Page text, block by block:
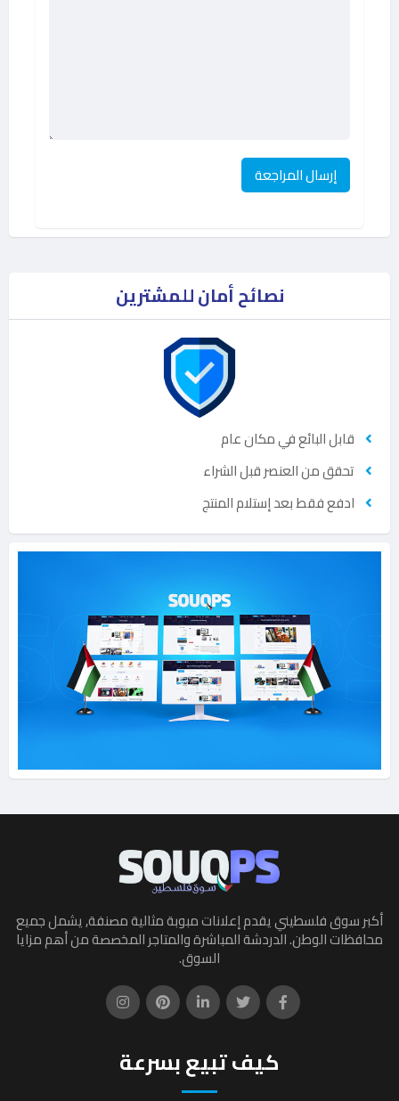
نصائح أمان للمشترين
قابل البائع في مكان عام
تحقق من العنصر قبل الشراء
ادفع فقط بعد إستلام المنتج
أكبر سوق فلسطيني يقدم إعلانات مبوبة مثالية مصنفة, يشمل جميع
محافظات الوطن. الدردشة المباشرة والمتاجر المخصصة من أهم مزايا
السوق.
كيف تبيع بسرعة